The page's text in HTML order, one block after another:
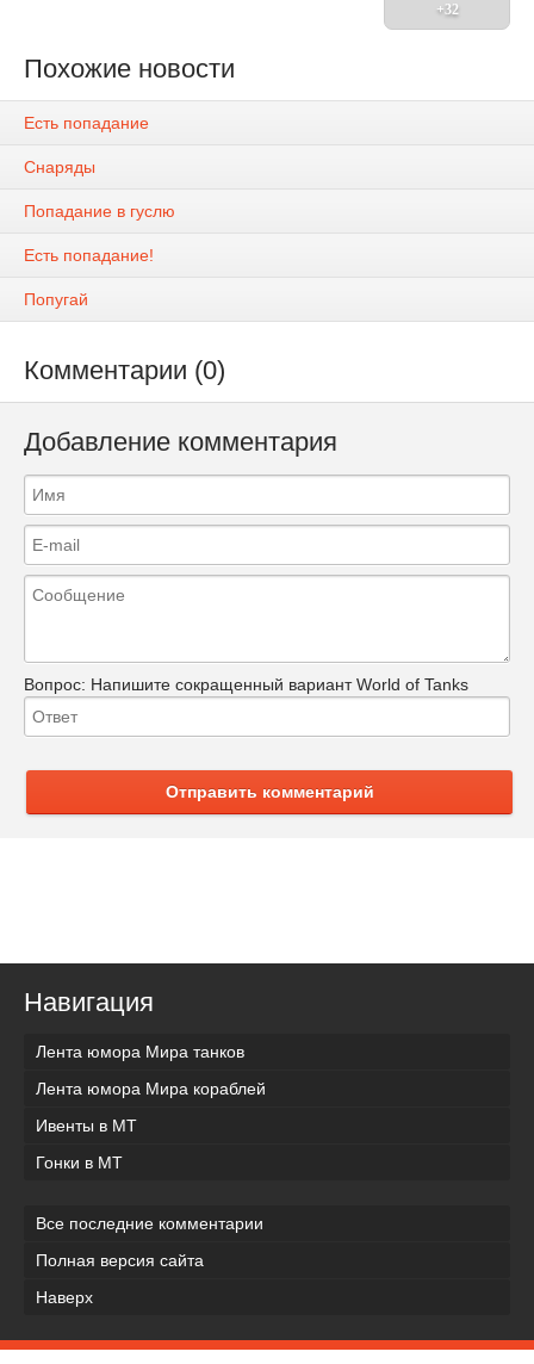
+32
Похожие новости
Есть попадание
Снаряды
Попадание в гуслю
Есть попадание!
Попугай
Комментарии (0)
Добавление комментария
Вопрос: Напишите сокращенный вариант World of Tanks
Отправить комментарий
Навигация
Лента юмора Мира танков
Лента юмора Мира кораблей
Ивенты в МТ
Гонки в МТ
Все последние комментарии
Полная версия сайта
Наверх